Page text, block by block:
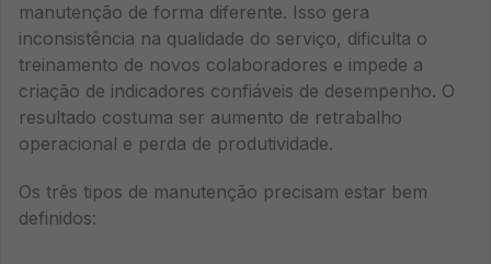
manutenção de forma diferente. Isso gera
inconsistência na qualidade do serviço, dificulta o
treinamento de novos colaboradores e impede a
criação de indicadores confiáveis de desempenho. O
resultado costuma ser aumento de retrabalho
operacional e perda de produtividade.
Os três tipos de manutenção precisam estar bem
definidos: